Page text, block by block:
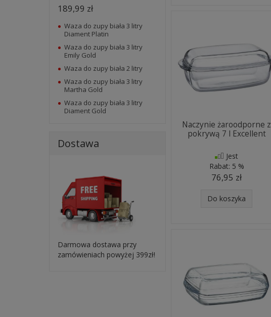
Naczynie żaroodporne z
pokrywą 7 l Excellent
Jest
Rabat: 5 %
76,95 zł
Do koszyka
189,99 zł
Waza do zupy biała 3 litry
Diament Platin
Waza do zupy biała 3 litry
Emily Gold
Waza do zupy biała 2 litry
Waza do zupy biała 3 litry
Martha Gold
Waza do zupy biała 3 litry
Diament Gold
Dostawa
Darmowa dostawa przy
zamówieniach powyżej 399zł!